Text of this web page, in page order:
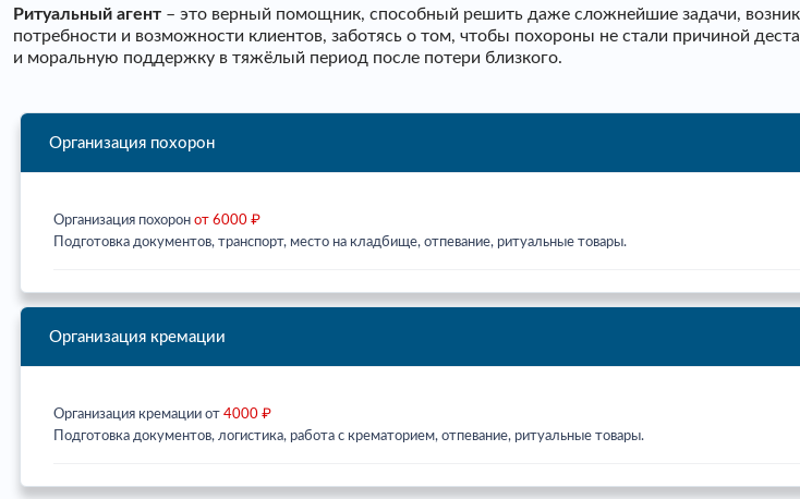
Ритуальный агент – это верный помощник, способный решить даже сложнейшие задачи,
потребности и возможности клиентов, заботясь о том, чтобы похороны не стали причиной
и моральную поддержку в тяжёлый период после потери близкого.
Организация похорон
Организация похорон от 6000 ₽
Подготовка документов, транспорт, место на кладбище, отпевание, ритуальные товары.
Организация кремации
Организация кремации от 4000 ₽
Подготовка документов, логистика, работа с крематорием, отпевание, ритуальные товары.